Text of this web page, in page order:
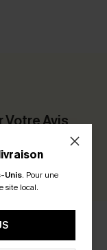
Votre Avis
vous laissez !
Unis. Pour une
site local.